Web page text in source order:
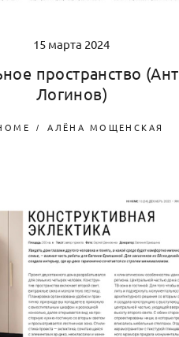
15 марта 2024
пространство
Логинов)
АЛЁНА МОЩЕНСКАЯ